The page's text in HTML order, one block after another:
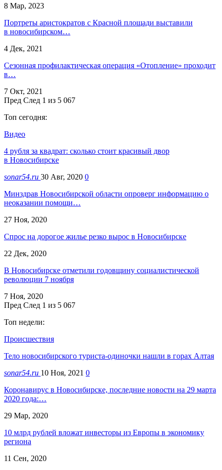
8 Мар, 2023
Портреты аристократов с Красной площади выставили
в новосибирском…
4 Дек, 2021
Сезонная профилактическая операция «Отопление» проходит
в…
7 Окт, 2021
Пред След 1 из 5 067
Топ сегодня:
Видео
4 рубля за квадрат: сколько стоит красивый двор
в Новосибирске
sonar54.ru 30 Авг, 2020 0
Минздрав Новосибирской области опроверг информацию о
неоказании помощи…
27 Ноя, 2020
Спрос на дорогое жилье резко вырос в Новосибирске
22 Дек, 2020
В Новосибирске отметили годовщину социалистической
революции 7 ноября
7 Ноя, 2020
Пред След 1 из 5 067
Топ недели:
Происшествия
Тело новосибирского туриста-одиночки нашли в горах Алтая
sonar54.ru 10 Ноя, 2021 0
Коронавирус в Новосибирске, последние новости на 29 марта
2020 года:…
29 Мар, 2020
10 млрд рублей вложат инвесторы из Европы в экономику
региона
11 Сен, 2020